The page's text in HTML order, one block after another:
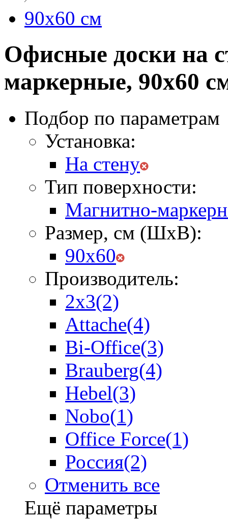
90х60 см
Офисные доски на
маркерные, 90х60
Подбор по параметрам
Установка:
На стену
Тип поверхности:
Магнитно-
Размер, см (ШхВ):
90х60
Производитель:
2x3(2)
Attache(4)
Bi-Office(3)
Brauberg(4)
Hebel(3)
Nobo(1)
Office Force(1)
Россия(2)
Отменить все
Ещё параметры